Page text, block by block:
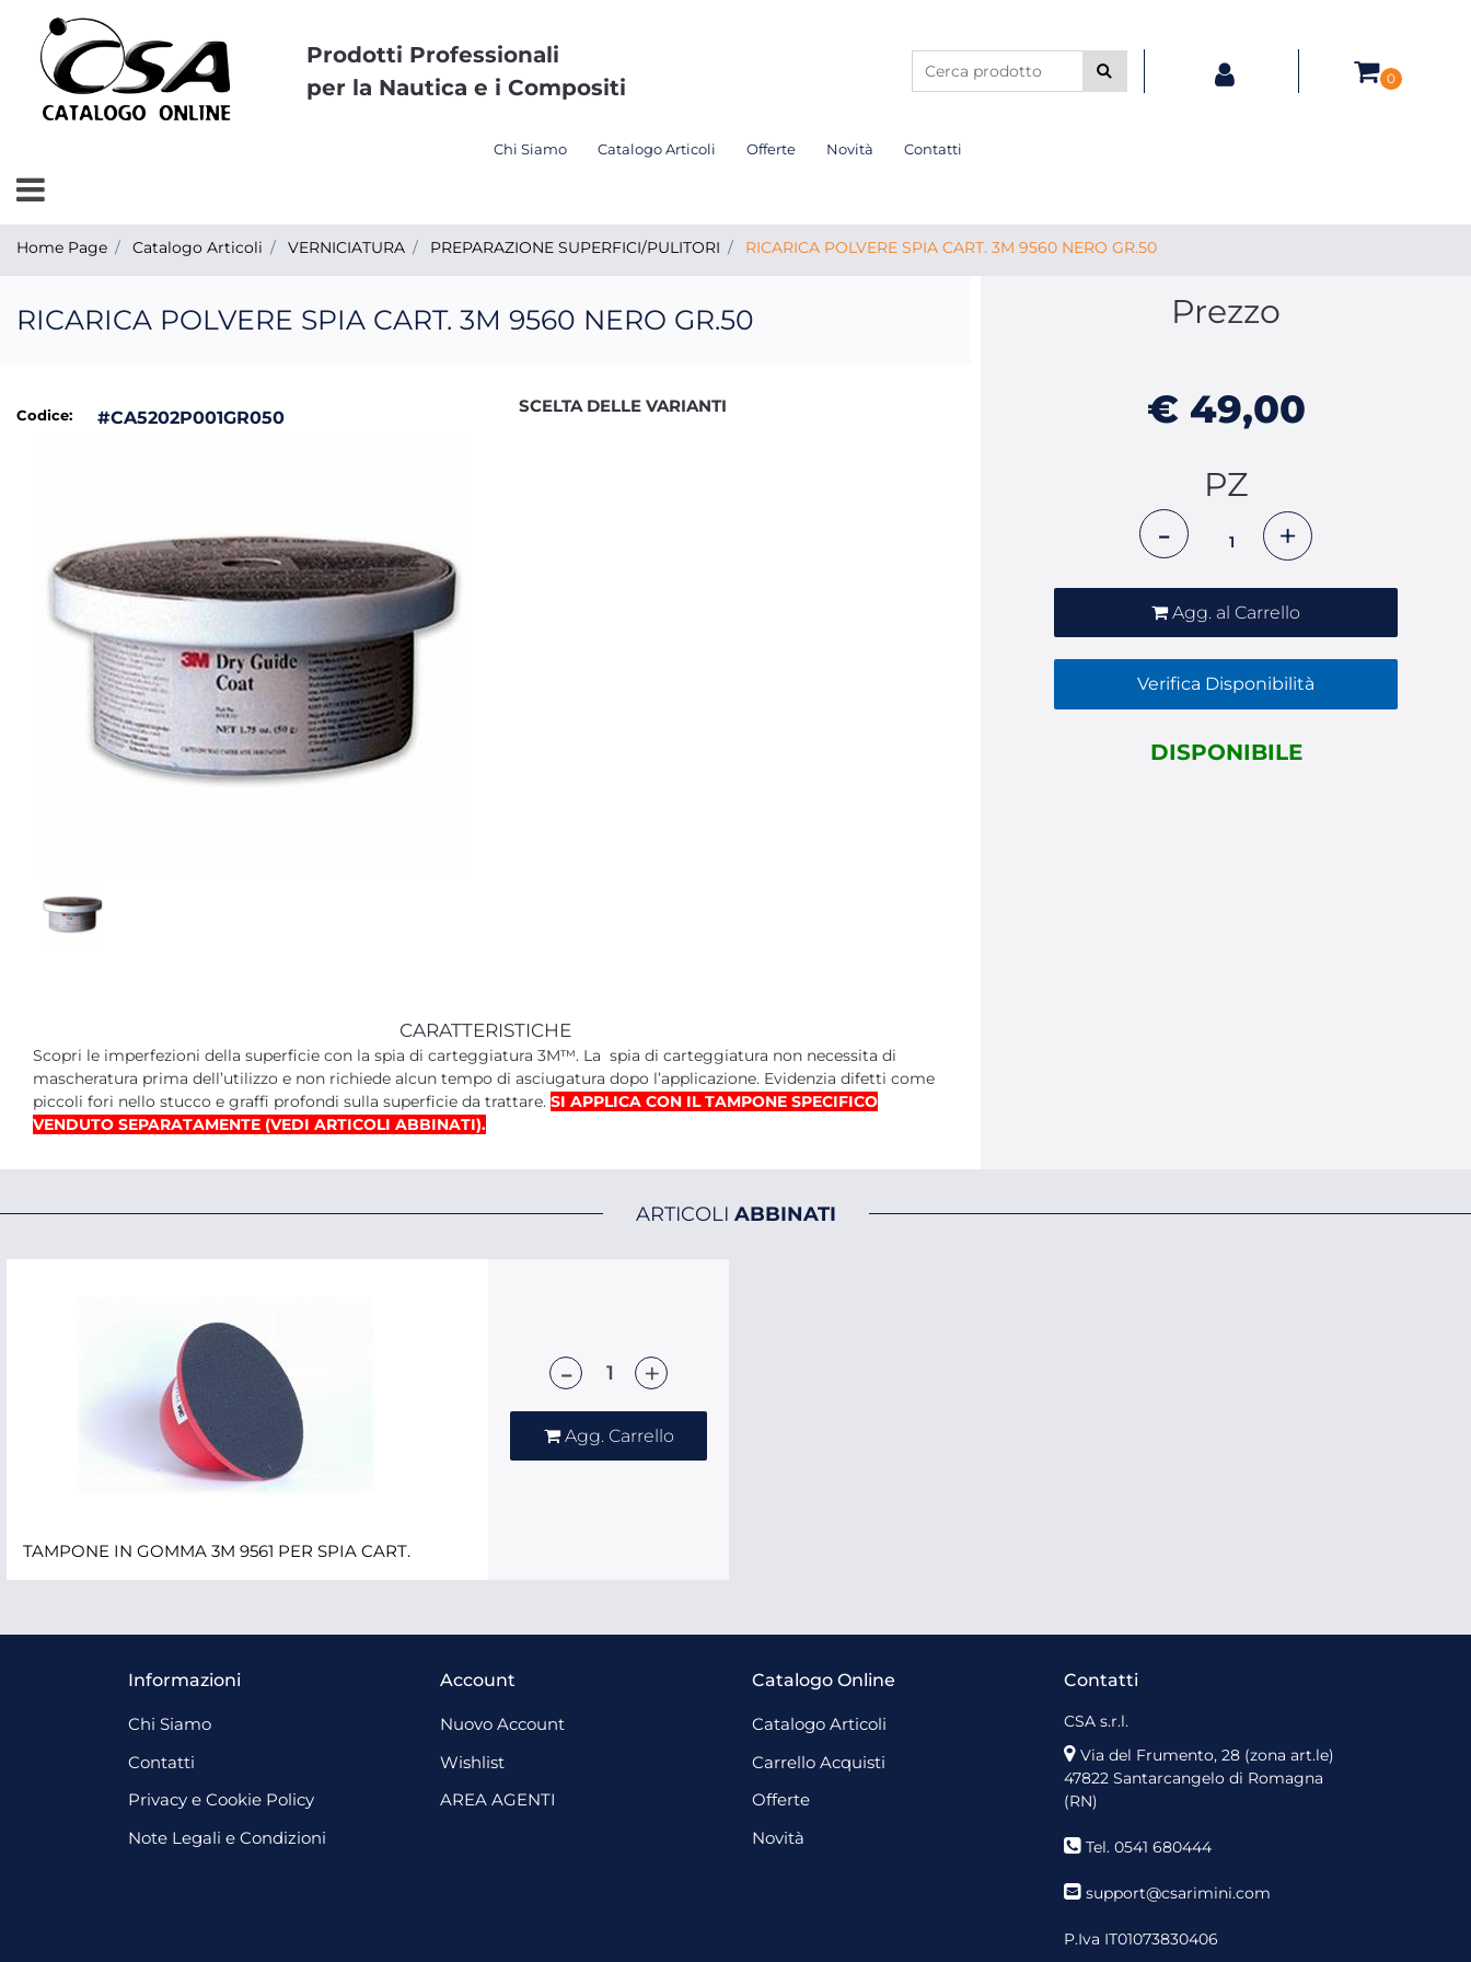
Prodotti Professionali
per la Nautica e i Compositi
0
Chi Siamo Catalogo Articoli Offerte Novità Contatti
Open menu
Home Page Catalogo Articoli VERNICIATURA PREPARAZIONE SUPERFICI/PULITORI RICARICA POLVERE SPIA CART. 3M 9560 NERO GR.50
RICARICA POLVERE SPIA CART. 3M 9560 NERO GR.50
Codice: #CA5202P001GR050
SCELTA DELLE VARIANTI
CARATTERISTICHE
Scopri le imperfezioni della superficie con la spia di carteggiatura 3M™. La spia di carteggiatura non necessita di
mascheratura prima dell’utilizzo e non richiede alcun tempo di asciugatura dopo l’applicazione. Evidenzia difetti come
piccoli fori nello stucco e graffi profondi sulla superficie da trattare. SI APPLICA CON IL TAMPONE SPECIFICO
VENDUTO SEPARATAMENTE (VEDI ARTICOLI ABBINATI).
Prezzo
€ 49,00
PZ
Quantità
Agg. al Carrello
Verifica Disponibilità
DISPONIBILE
ARTICOLI ABBINATI
TAMPONE IN GOMMA 3M 9561 PER SPIA CART.
Quantità
Agg. Carrello
Informazioni
Chi Siamo
Contatti
Privacy e Cookie Policy
Note Legali e Condizioni
Account
Nuovo Account
Wishlist
AREA AGENTI
Catalogo Online
Catalogo Articoli
Carrello Acquisti
Offerte
Novità
Contatti
CSA s.r.l.
Via del Frumento, 28 (zona art.le)
47822 Santarcangelo di Romagna
(RN)
Tel. 0541 680444
support@csarimini.com
P.Iva IT01073830406